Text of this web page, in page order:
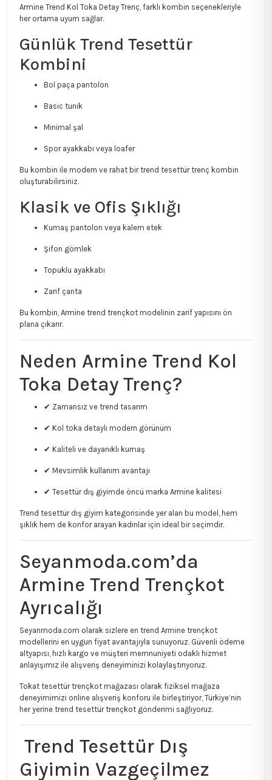
Armine Trend Kol Toka Detay Trenç, farklı kombin seçenekleriyle
her ortama uyum sağlar.
Günlük Trend Tesettür
Kombini
Bol paça pantolon
Basic tunik
Minimal şal
Spor ayakkabı veya loafer
Bu kombin ile modern ve rahat bir trend tesettür trenç kombin
oluşturabilirsiniz.
Klasik ve Ofis Şıklığı
Kumaş pantolon veya kalem etek
Şifon gömlek
Topuklu ayakkabı
Zarif çanta
Bu kombin, Armine trend trençkot modelinin zarif yapısını ön
plana çıkarır.
Neden Armine Trend Kol
Toka Detay Trenç?
✔ Zamansız ve trend tasarım
✔ Kol toka detaylı modern görünüm
✔ Kaliteli ve dayanıklı kumaş
✔ Mevsimlik kullanım avantajı
✔ Tesettür dış giyimde öncü marka Armine kalitesi
Trend tesettür dış giyim kategorisinde yer alan bu model, hem
şıklık hem de konfor arayan kadınlar için ideal bir seçimdir.
Seyanmoda.com’da
Armine Trend Trençkot
Ayrıcalığı
Seyanmoda.com olarak sizlere en trend Armine trençkot
modellerini en uygun fiyat avantajıyla sunuyoruz. Güvenli ödeme
altyapısı, hızlı kargo ve müşteri memnuniyeti odaklı hizmet
anlayışımız ile alışveriş deneyiminizi kolaylaştırıyoruz.
Tokat tesettür trençkot mağazası olarak fiziksel mağaza
deneyimimizi online alışveriş konforu ile birleştiriyor, Türkiye’nin
her yerine trend tesettür trençkot gönderimi sağlıyoruz.
Trend Tesettür Dış
Giyimin Vazgeçilmez